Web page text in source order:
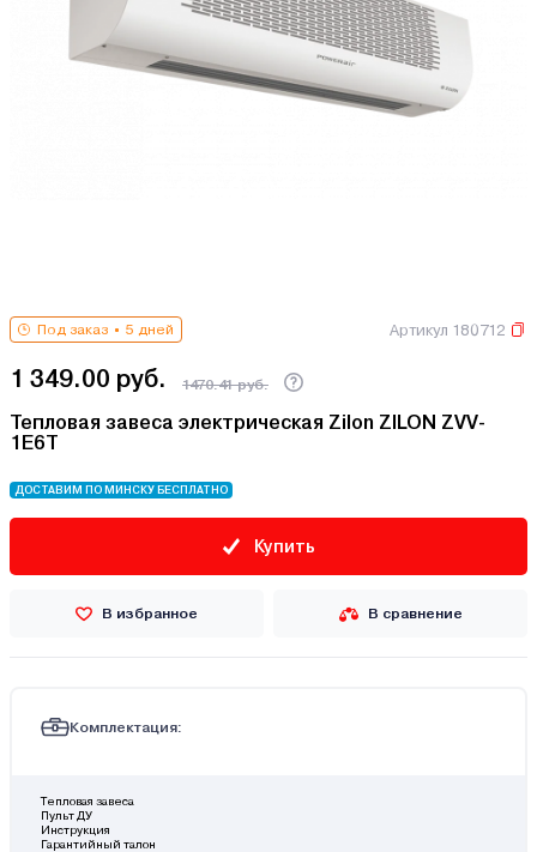
Под заказ 5 дней Артикул 180712
1 349.00 руб. 1470.41 руб.
Тепловая завеса электрическая Zilon ZILON ZVV-
1E6T
ДОСТАВИМ ПО МИНСКУ БЕСПЛАТНО
Купить
В избранное В сравнение
Комплектация:
Тепловая завеса
Пульт ДУ
Инструкция
Гарантийный талон